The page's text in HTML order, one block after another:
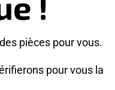
pièces pour vous.
pour vous la